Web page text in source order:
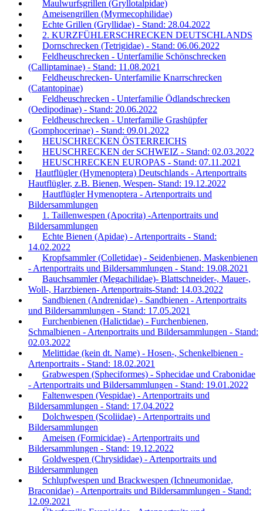
Maulwurfsgrillen (Gryllotalpidae)
Ameisengrillen (Myrmecophilidae)
Echte Grillen (Gryllidae) - Stand: 28.04.2022
2. KURZFÜHLERSCHRECKEN DEUTSCHLANDS
Dornschrecken (Tetrigidae) - Stand: 06.06.2022
Feldheuschrecken - Unterfamilie Schönschrecken
(Calliptaminae) - Stand: 11.08.2021
Feldheuschrecken- Unterfamilie Knarrschrecken
(Catantopinae)
Feldheuschrecken - Unterfamilie Ödlandschrecken
(Oedipodinae) - Stand: 20.06.2022
Feldheuschrecken - Unterfamilie Grashüpfer
(Gomphocerinae) - Stand: 09.01.2022
HEUSCHRECKEN ÖSTERREICHS
HEUSCHRECKEN der SCHWEIZ - Stand: 02.03.2022
HEUSCHRECKEN EUROPAS - Stand: 07.11.2021
Hautflügler (Hymenoptera) Deutschlands - Artenportraits
Hautflügler, z.B. Bienen, Wespen- Stand: 19.12.2022
Hautflügler Hymenoptera - Artenportraits und
Bildersammlungen
1. Taillenwespen (Apocrita) -Artenportraits und
Bildersammlungen
Echte Bienen (Apidae) - Artenportraits - Stand:
14.02.2022
Kropfsammler (Colletidae) - Seidenbienen, Maskenbienen
- Artenportraits und Bildersammlungen - Stand: 19.08.2021
Bauchsammler (Megachilidae)- Blattschneider-, Mauer-,
Woll-, Harzbienen- Artenportraits-Stand: 14.03.2022
Sandbienen (Andrenidae) - Sandbienen - Artenportraits
und Bildersammlungen - Stand: 17.05.2021
Furchenbienen (Halictidae) - Furchenbienen,
Schmalbienen - Artenportraits und Bildersammlungen - Stand:
02.03.2022
Melittidae (kein dt. Name) - Hosen-, Schenkelbienen -
Artenportraits - Stand: 18.02.2021
Grabwespen (Spheciformes) - Sphecidae und Crabonidae
- Artenportraits und Bildersammlungen - Stand: 19.01.2022
Faltenwespen (Vespidae) - Artenportraits und
Bildersammlungen - Stand: 17.04.2022
Dolchwespen (Scoliidae) - Artenportraits und
Bildersammlungen
Ameisen (Formicidae) - Artenportraits und
Bildersammlungen - Stand: 19.12.2022
Goldwespen (Chrysididae) - Artenportraits und
Bildersammlungen
Schlupfwespen und Brackwespen (Ichneumonidae,
Braconidae) - Artenportraits und Bildersammlungen - Stand:
12.09.2021